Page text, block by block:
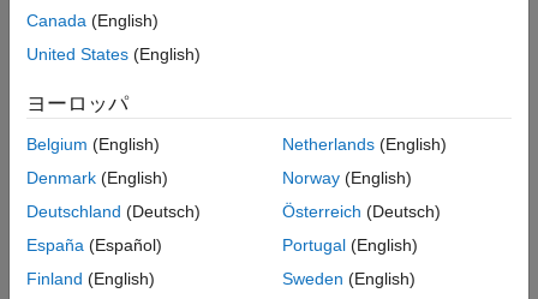
チェック情報
バージョン履歴
Polyspace 実装
ンに応じて、これらの言語拡張にフラグを設定します。
を参照してください。
C90:
定数を含む
long double
Canada (English)
United States (English)
ヨーロッパ
Belgium (English)
Denmark (English)
Deutschland (Deutsch)
España (Español)
Finland (English)
Netherlands(English)
Norway(English)
Österreich (Deutsch)
Portugal(English)
Sweden (English)